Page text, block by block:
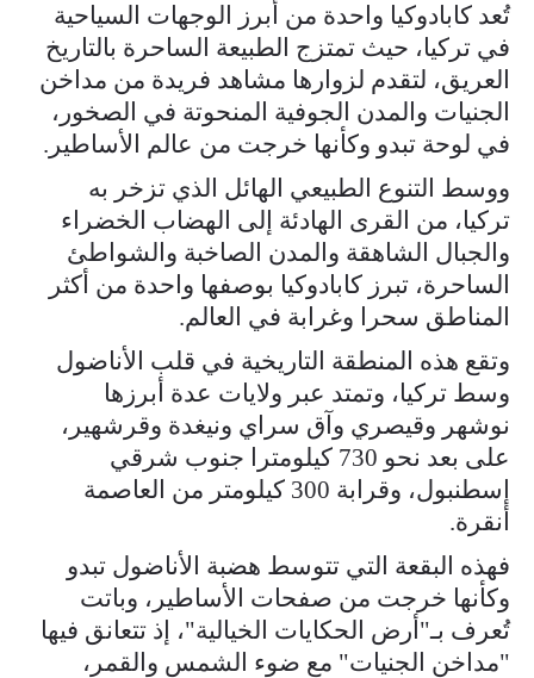
تُعد كابادوكيا واحدة من أبرز الوجهات السياحية
في تركيا، حيث تمتزج الطبيعة الساحرة بالتاريخ
العريق، لتقدم لزوارها مشاهد فريدة من مداخن
الجنيات والمدن الجوفية المنحوتة في الصخور،
في لوحة تبدو وكأنها خرجت من عالم الأساطير.
ووسط التنوع الطبيعي الهائل الذي تزخر به
تركيا، من القرى الهادئة إلى الهضاب الخضراء
والجبال الشاهقة والمدن الصاخبة والشواطئ
الساحرة، تبرز كابادوكيا بوصفها واحدة من أكثر
المناطق سحرا وغرابة في العالم.
وتقع هذه المنطقة التاريخية في قلب الأناضول
وسط تركيا، وتمتد عبر ولايات عدة أبرزها
نوشهر وقيصري وآق سراي ونيغدة وقرشهير،
على بعد نحو 730 كيلومترا جنوب شرقي
إسطنبول، وقرابة 300 كيلومتر من العاصمة
أنقرة.
فهذه البقعة التي تتوسط هضبة الأناضول تبدو
وكأنها خرجت من صفحات الأساطير، وباتت
تُعرف بـ"أرض الحكايات الخيالية"، إذ تتعانق فيها
"مداخن الجنيات" مع ضوء الشمس والقمر،